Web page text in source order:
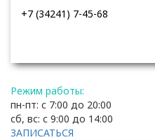
+7 (34241) 7-45-68
Режим работы:
пн-пт: с 7:00 до 20:00
сб, вс: с 9:00 до 14:00
ЗАПИСАТЬСЯ